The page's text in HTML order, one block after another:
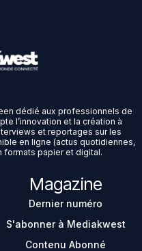
dédié aux professionnels de
l’innovation et la création à
et reportages sur les
en ligne (actus quotidiennes,
formats papier et digital.
Magazine
Dernier numéro
S'abonner à Mediakwest
Contenu Abonné